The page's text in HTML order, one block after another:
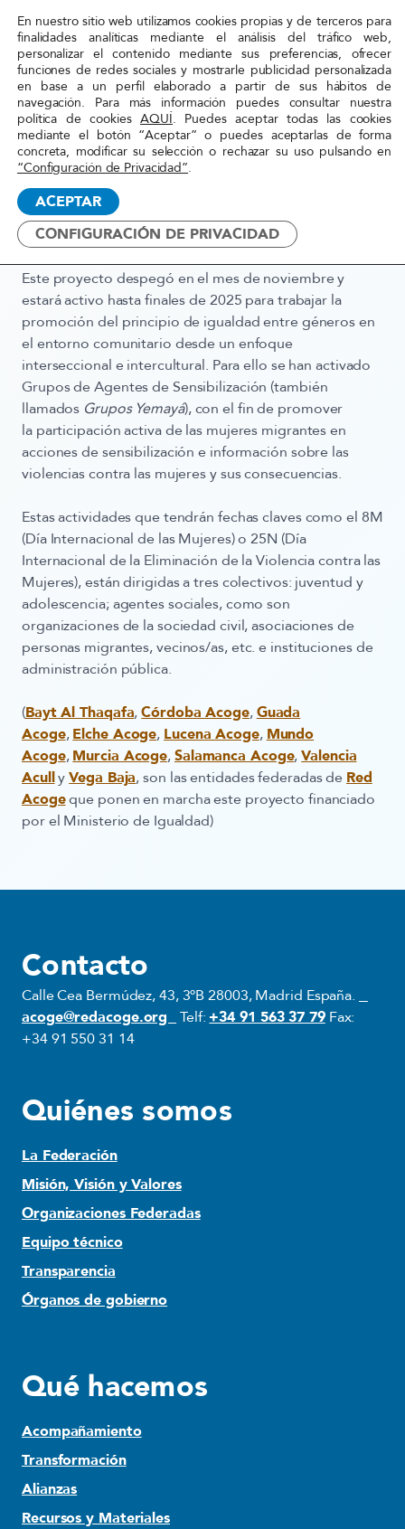
Red
Acoge
Yemayá, diosa del mar y la maternidad en la mitología
africana, es la madre de todos los orishas (deidades) y
es representada como una figura maternal fuerte y
protectora. Bajo el nombre de esta diosa nacen los
Grupos Yemayá, para reflejar su fortaleza y cómo a
través de la capacitación y el empoderamiento
fomentamos espacios de transformación, de cuidado y
concienciación social.
Este proyecto despegó en el mes de noviembre y
estará activo hasta finales de 2025 para trabajar la
promoción del principio de igualdad entre géneros en
el entorno comunitario desde un enfoque
interseccional e intercultural. Para ello se han activado
Grupos de Agentes de Sensibilización (también
llamados Grupos Yemayá), con el fin de promover
la participación activa de las mujeres migrantes en
acciones de sensibilización e información sobre las
violencias contra las mujeres y sus consecuencias.
Estas actividades que tendrán fechas claves como el 8M
(Día Internacional de las Mujeres) o 25N (Día
Internacional de la Eliminación de la Violencia contra las
Mujeres), están dirigidas a tres colectivos: juventud y
adolescencia; agentes sociales, como son
organizaciones de la sociedad civil, asociaciones de
personas migrantes, vecinos/as, etc. e instituciones de
administración pública.
(Bayt Al Thaqafa,Córdoba Acoge,Guada
Acoge,Elche Acoge, Lucena Acoge, Mundo
Acoge,Murcia Acoge,Salamanca Acoge,Valencia
AcullyVega Baja, son las entidades federadas de Red
Acogeque ponen en marcha este proyecto financiado
por el Ministerio de Igualdad)
Contacto
Calle Cea Bermúdez, 43, 3ºB 28003, Madrid España.
acoge@redacoge.org
Telf: +34 91 563 37 79Fax:
+34 91 550 31 14
Quiénes somos
La Federación
Misión, Visión y Valores
Organizaciones Federadas
Equipo técnico
Transparencia
Órganos de gobierno
Qué hacemos
Acompañamiento
Transformación
Alianzas
Recursos y Materiales
En nuestro sitio web utilizamos cookies propias y de terceros para
finalidades analíticas mediante el análisis del tráfico web,
personalizar el contenido mediante sus preferencias, ofrecer
funciones de redes sociales y mostrarle publicidad personalizada
en base a un perfil elaborado a partir de sus hábitos de
navegación. Para más información puedes consultar nuestra
política de cookiesAQUÍ. Puedes aceptar todas las cookies
mediante el botón “Aceptar” o puedes aceptarlas de forma
concreta, modificar su selección o rechazar su uso pulsando en
“Configuración de Privacidad”.
ACEPTAR
CONFIGURACIÓN DE PRIVACIDAD